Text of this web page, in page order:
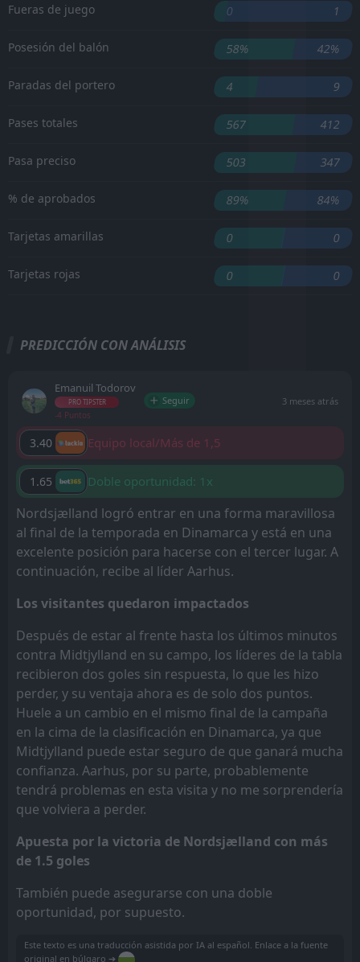
Fueras de juego 0 1
Posesión del balón 58% 42%
Paradas del portero 4 9
Pases totales 567 412
Pasa preciso 503 347
% de aprobados 89% 84%
Tarjetas amarillas 0 0
Tarjetas rojas 0 0
PREDICCIÓN CON ANÁLISIS
Emanuil Todorov
PRO TIPSTER
-4 Puntos
Seguir 3 meses atrás
3.40 Equipo local/Más de 1,5
1.65 Doble oportunidad: 1x
Nordsjælland logró entrar en una forma maravillosa
al final de la temporada en Dinamarca y está en una
excelente posición para hacerse con el tercer lugar. A
continuación, recibe al líder Aarhus.
Los visitantes quedaron impactados
Después de estar al frente hasta los últimos minutos
contra Midtjylland en su campo, los líderes de la tabla
recibieron dos goles sin respuesta, lo que les hizo
perder, y su ventaja ahora es de solo dos puntos.
Huele a un cambio en el mismo final de la campaña
en la cima de la clasificación en Dinamarca, ya que
Midtjylland puede estar seguro de que ganará mucha
confianza. Aarhus, por su parte, probablemente
tendrá problemas en esta visita y no me sorprendería
que volviera a perder.
Apuesta por la victoria de Nordsjælland con más
de 1.5 goles
También puede asegurarse con una doble
oportunidad, por supuesto.
Este texto es una traducción asistida por IA al español. Enlace a la fuente
original en búlgaro ➔